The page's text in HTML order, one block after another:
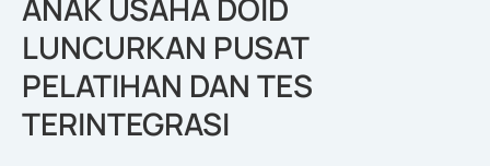
ANAK USAHA DOID
LUNCURKAN PUSAT
PELATIHAN DAN TES
TERINTEGRASI